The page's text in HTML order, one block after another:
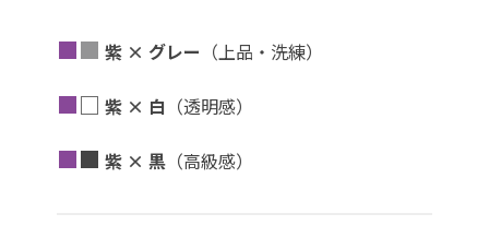
■■ 紫 × グレー （上品・洗練）
■□ 紫 × 白 （透明感）
■■ 紫 × 黒 （高級感）